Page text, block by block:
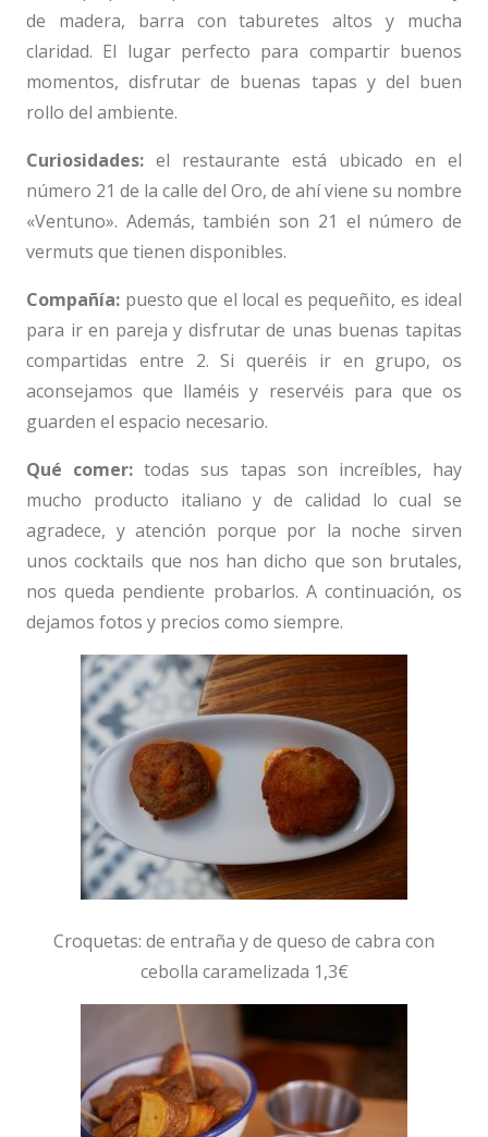
de madera, barra con taburetes altos y mucha
claridad. El lugar perfecto para compartir buenos
momentos, disfrutar de buenas tapas y del buen
rollo del ambiente.
Curiosidades: el restaurante está ubicado en el
número 21 de la calle del Oro, de ahí viene su nombre
«Ventuno». Además, también son 21 el número de
vermuts que tienen disponibles.
Compañía: puesto que el local es pequeñito, es ideal
para ir en pareja y disfrutar de unas buenas tapitas
compartidas entre 2. Si queréis ir en grupo, os
aconsejamos que llaméis y reservéis para que os
guarden el espacio necesario.
Qué comer: todas sus tapas son increíbles, hay
mucho producto italiano y de calidad lo cual se
agradece, y atención porque por la noche sirven
unos cocktails que nos han dicho que son brutales,
nos queda pendiente probarlos. A continuación, os
dejamos fotos y precios como siempre.
Croquetas: de entraña y de queso de cabra con
cebolla caramelizada 1,3€